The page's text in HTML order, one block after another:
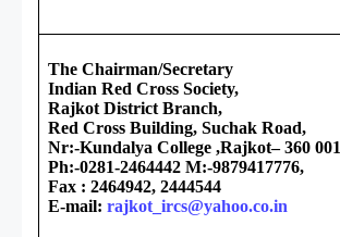
The Chairman/Secretary
Indian Red Cross Society,
Rajkot District Branch,
Red Cross Building, Suchak Road,
Nr:-Kundalya College ,Rajkot– 360 001
Ph:-0281-2464442 M:-9879417776,
Fax : 2464942, 2444544
E-mail: rajkot_ircs@yahoo.co.in